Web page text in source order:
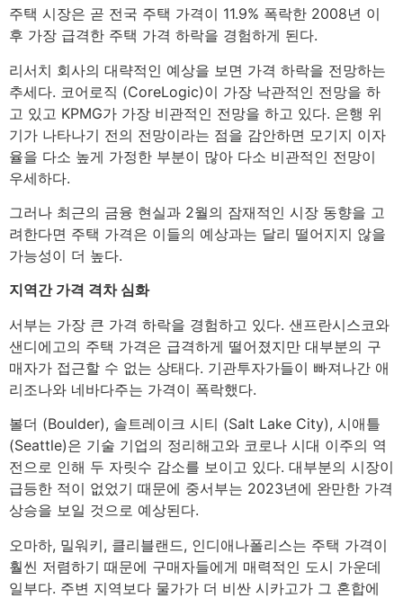
주택 시장은 곧 전국 주택 가격이 11.9% 폭락한 2008년 이
후 가장 급격한 주택 가격 하락을 경험하게 된다.
리서치 회사의 대략적인 예상을 보면 가격 하락을 전망하는
추세다. 코어로직 (CoreLogic)이 가장 낙관적인 전망을 하
고 있고 KPMG가 가장 비관적인 전망을 하고 있다. 은행 위
기가 나타나기 전의 전망이라는 점을 감안하면 모기지 이자
율을 다소 높게 가정한 부분이 많아 다소 비관적인 전망이
우세하다.
그러나 최근의 금융 현실과 2월의 잠재적인 시장 동향을 고
려한다면 주택 가격은 이들의 예상과는 달리 떨어지지 않을
가능성이 더 높다.
지역간 가격 격차 심화
서부는 가장 큰 가격 하락을 경험하고 있다. 샌프란시스코와
샌디에고의 주택 가격은 급격하게 떨어졌지만 대부분의 구
매자가 접근할 수 없는 상태다. 기관투자가들이 빠져나간 애
리조나와 네바다주는 가격이 폭락했다.
볼더 (Boulder), 솔트레이크 시티 (Salt Lake City), 시애틀
(Seattle)은 기술 기업의 정리해고와 코로나 시대 이주의 역
전으로 인해 두 자릿수 감소를 보이고 있다. 대부분의 시장이
급등한 적이 없었기 때문에 중서부는 2023년에 완만한 가격
상승을 보일 것으로 예상된다.
오마하, 밀워키, 클리블랜드, 인디애나폴리스는 주택 가격이
훨씬 저렴하기 때문에 구매자들에게 매력적인 도시 가운데
일부다. 주변 지역보다 물가가 더 비싼 시카고가 그 혼합에